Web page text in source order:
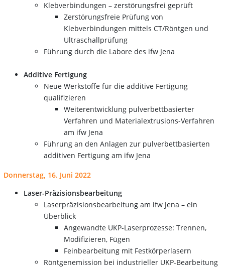
Klebverbindungen – zerstörungsfrei geprüft
Zerstörungsfreie Prüfung von
Klebverbindungen mittels CT/Röntgen und
Ultraschallprüfung
Führung durch die Labore des ifw Jena
Additive Fertigung
Neue Werkstoffe für die additive Fertigung
qualifizieren
Weiterentwicklung pulverbettbasierter
Verfahren und Materialextrusions-Verfahren
am ifw Jena
Führung an den Anlagen zur pulverbettbasierten
additiven Fertigung am ifw Jena
Donnerstag, 16. Juni 2022
Laser-Präzisionsbearbeitung
Laserpräzisionsbearbeitung am ifw Jena – ein
Überblick
Angewandte UKP-Laserprozesse: Trennen,
Modifizieren, Fügen
Feinbearbeitung mit Festkörperlasern
Röntgenemission bei industrieller UKP-Bearbeitung